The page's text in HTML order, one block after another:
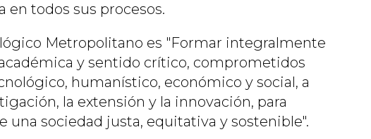
en todos sus procesos.
Metropolitano es "Formar integralmente
y sentido crítico, comprometidos
humanístico, económico y social, a
la extensión y la innovación, para
una sociedad justa, equitativa y sostenible".